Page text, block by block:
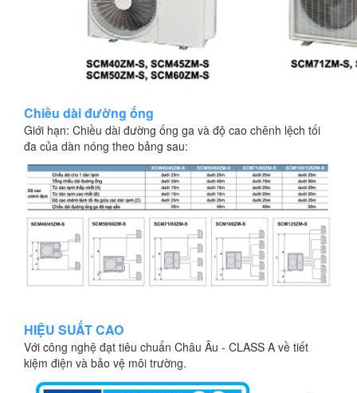
Chiều dài đường ống
Giới hạn: Chiều dài đường ống ga và độ cao chênh lệch tối
đa của dàn nóng theo bảng sau:
HIỆU SUẤT CAO
Với công nghệ đạt tiêu chuẩn Châu Âu - CLASS A về tiết
kiệm điện và bảo vệ môi trường.